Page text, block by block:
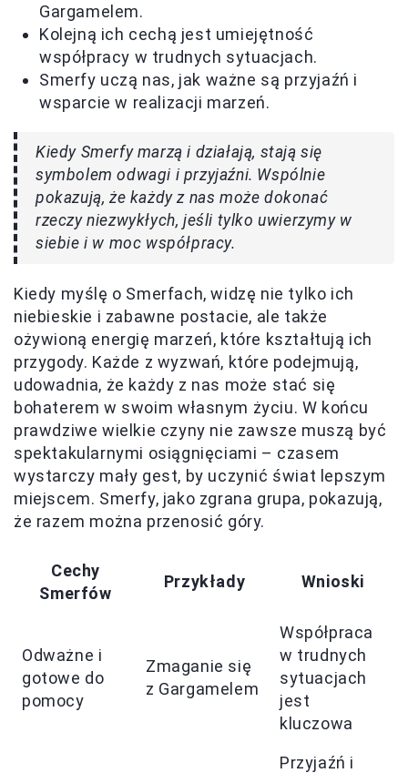
Gargamelem.
Kolejną ich cechą jest umiejętność
współpracy w trudnych sytuacjach.
Smerfy uczą nas, jak ważne są przyjaźń i
wsparcie w realizacji marzeń.
Kiedy Smerfy marzą i działają, stają się
symbolem odwagi i przyjaźni. Wspólnie
pokazują, że każdy z nas może dokonać
rzeczy niezwykłych, jeśli tylko uwierzymy w
siebie i w moc współpracy.
Kiedy myślę o Smerfach, widzę nie tylko ich
niebieskie i zabawne postacie, ale także
ożywioną energię marzeń, które kształtują ich
przygody. Każde z wyzwań, które podejmują,
udowadnia, że każdy z nas może stać się
bohaterem w swoim własnym życiu. W końcu
prawdziwe wielkie czyny nie zawsze muszą być
spektakularnymi osiągnięciami – czasem
wystarczy mały gest, by uczynić świat lepszym
miejscem. Smerfy, jako zgrana grupa, pokazują,
że razem można przenosić góry.
Cechy
Smerfów
Przykłady Wnioski
Odważne i
gotowe do
pomocy
Zmaganie się
z Gargamelem
Współpraca
w trudnych
sytuacjach
jest
kluczowa
Przyjaźń i